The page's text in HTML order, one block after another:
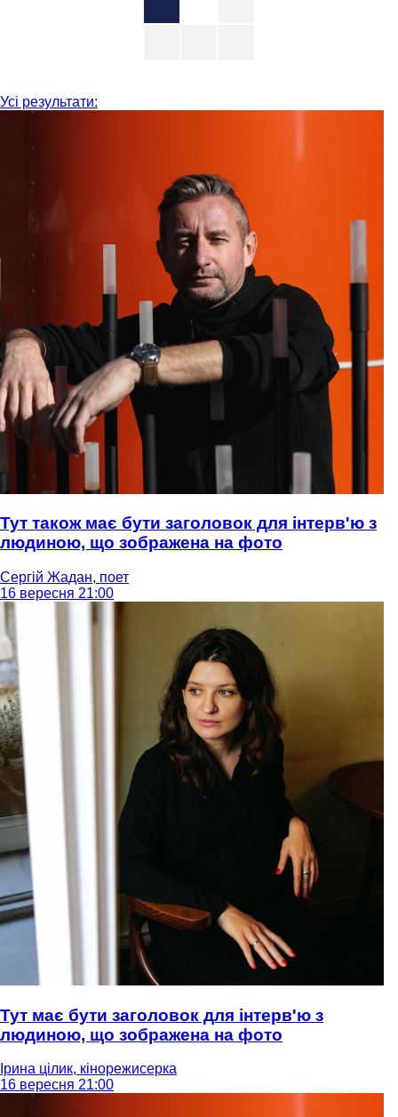
Усі результати:
Тут також має бути заголовок для інтерв'ю з
людиною, що зображена на фото
Сергій Жадан, поет
16 вересня 21:00
Тут має бути заголовок для інтерв'ю з
людиною, що зображена на фото
Ірина цілик, кінорежисерка
16 вересня 21:00